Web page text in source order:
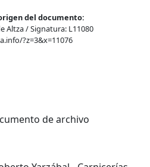
del documento:
Altza / Signatura: L11080
?z=3&x=11076
de archivo